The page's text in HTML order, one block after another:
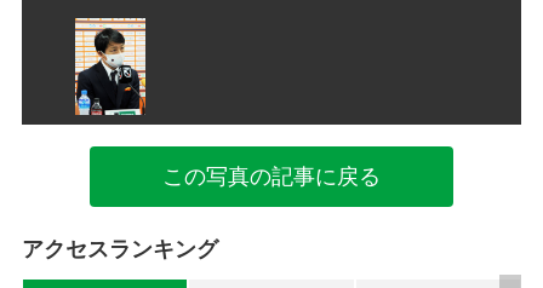
この写真の記事に戻る
アクセスランキング